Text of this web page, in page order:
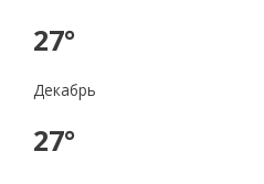
27°
Декабрь
27°